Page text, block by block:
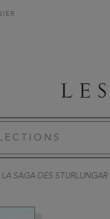
LA SAGA DES STURLUNGAR